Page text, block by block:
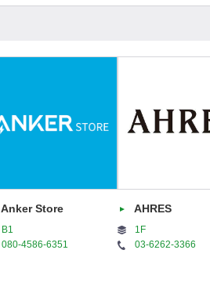
Anker Store
B1
080-4586-6351
AHRES
1F
03-6262-3366